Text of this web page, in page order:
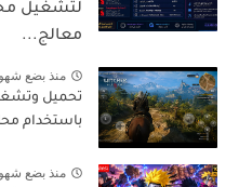
معالج...
منذ بضع
باستخدام
منذ بضع